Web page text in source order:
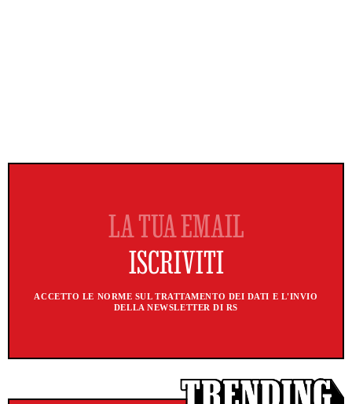
ACCETTO LE NORME SUL TRATTAMENTO DEI DATI E L'INVIO
DELLA NEWSLETTER DI RS